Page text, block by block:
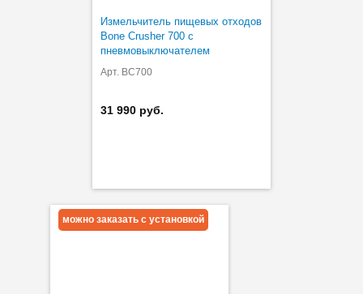
Измельчитель пищевых отходов
Bone Crusher 700 с
пневмовыключателем
Арт. BC700
31 990 руб.
можно заказать с установкой